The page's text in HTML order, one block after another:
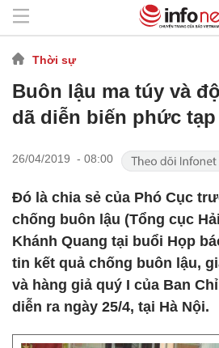
Thời sự
Buôn lậu ma túy và
dã diễn biến phức tạp
26/04/2019 - 08:00
Đó là chia sẻ của Phó Cục
chống buôn lậu (Tổng cục
Khánh Quang tại buổi Họp
tin kết quả chống buôn lậu,
và hàng giả quý I của Ban
diễn ra ngày 25/4, tại Hà Nội.